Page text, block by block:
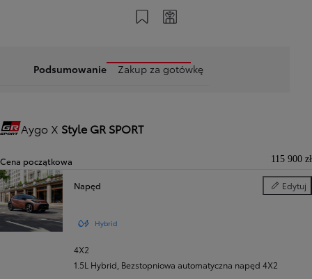
Zapisz na swoim koncie
Podsumowanie Zakup za gotówkę
Gazoo Racing
Aygo X Style GR SPORT
Cena początkowa 115 900 zł
Napęd Edytuj
Napęd
Hybrid
4X2
1.5L Hybrid Bezstopniowa automatyczna napęd 4X2